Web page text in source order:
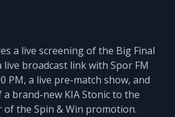
a live screening of the Big Final
live broadcast link with Spor FM
PM, a live pre-match show, and
brand-new KIA Stonic to the
of the Spin & Win promotion.